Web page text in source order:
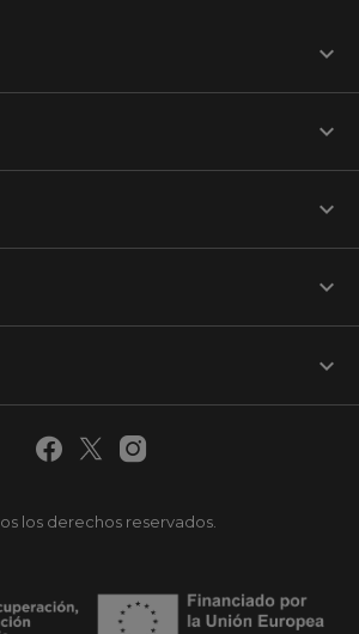



keyboard_arrow_down
los derechos reservados.
